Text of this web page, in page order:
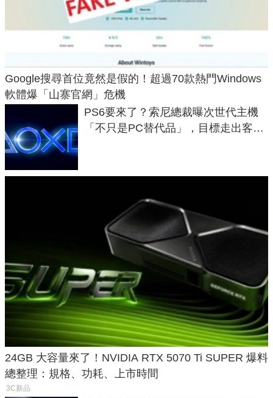
Google搜尋首位竟然是假的！超過70款熱門Windows
軟體爆「山寨官網」危機
PS6要來了？索尼總裁曝次世代主機
「不只是PC替代品」，目標走出客
24GB 大容量來了！NVIDIA RTX 5070 Ti SUPER 爆料
總整理：規格、功耗、上市時間
3C新品